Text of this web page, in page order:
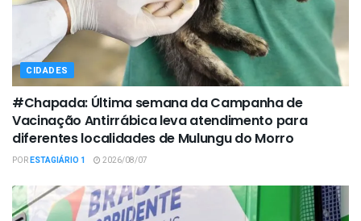
CIDADES
#Chapada: Última semana da Campanha de
Vacinação Antirrábica leva atendimento para
diferentes localidades de Mulungu do Morro
PORESTAGIÁRIO 1 2026/08/07